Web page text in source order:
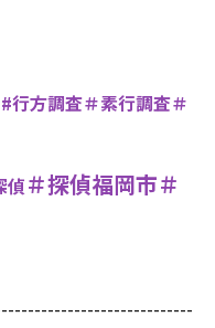
行方調査＃素行調査＃
偵＃探偵福岡市＃